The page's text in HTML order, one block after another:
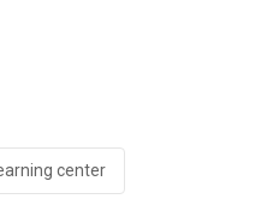
center